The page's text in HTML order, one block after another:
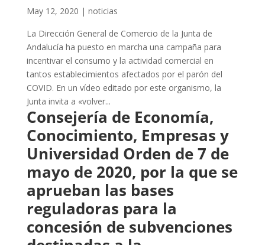
May 12, 2020 | noticias
La Dirección General de Comercio de la Junta de
Andalucía ha puesto en marcha una campaña para
incentivar el consumo y la actividad comercial en
tantos establecimientos afectados por el parón del
COVID. En un vídeo editado por este organismo, la
Junta invita a «volver...
Consejería de Economía,
Conocimiento, Empresas y
Universidad Orden de 7 de
mayo de 2020, por la que se
aprueban las bases
reguladoras para la
concesión de subvenciones